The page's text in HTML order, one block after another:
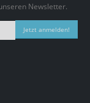
Newsletter.
Jetzt anmelden!